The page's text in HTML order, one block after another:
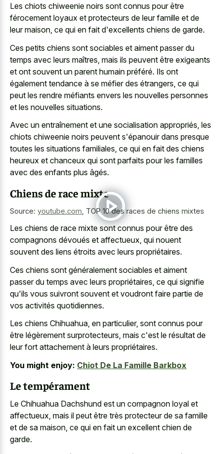
Les chiots chiweenie noirs sont connus pour être
férocement loyaux et protecteurs de leur famille et de
leur maison, ce qui en fait d'excellents chiens de garde.
Ces petits chiens sont sociables et aiment passer du
temps avec leurs maîtres, mais ils peuvent être exigeants
et ont souvent un parent humain préféré. Ils ont
également tendance à se méfier des étrangers, ce qui
peut les rendre méfiants envers les nouvelles personnes
et les nouvelles situations.
Avec un entraînement et une socialisation appropriés, les
chiots chiweenie noirs peuvent s'épanouir dans presque
toutes les situations familiales, ce qui en fait des chiens
heureux et chanceux qui sont parfaits pour les familles
avec des enfants plus âgés.
Chiens de race mixte
Source: youtube.com TOP 10 des races de chiens mixtes
Les chiens de race mixte sont connus pour être des
compagnons dévoués et affectueux, qui nouent
souvent des liens étroits avec leurs propriétaires.
Ces chiens sont généralement sociables et aiment
passer du temps avec leurs propriétaires, ce qui signifie
qu'ils vous suivront souvent et voudront faire partie de
vos activités quotidiennes.
Les chiens Chihuahua, en particulier, sont connus pour
être légèrement surprotecteurs, mais c'est le résultat de
leur fort attachement à leurs propriétaires.
You might enjoy: Chiot De La Famille Barkbox
Le tempérament
Le Chihuahua Dachshund est un compagnon loyal et
affectueux, mais il peut être très protecteur de sa famille
et de sa maison, ce qui en fait un excellent chien de
garde.